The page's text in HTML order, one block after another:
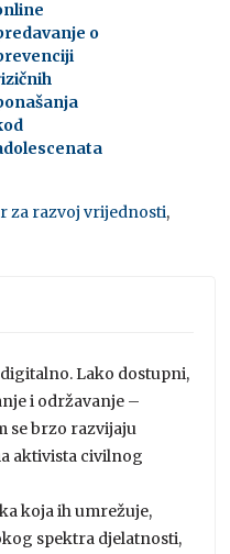
o
za razvoj vrijednosti,
Lako dostupni,
i održavanje –
se brzo razvijaju
aktivista civilnog
koja ih umrežuje,
spektra djelatnosti,